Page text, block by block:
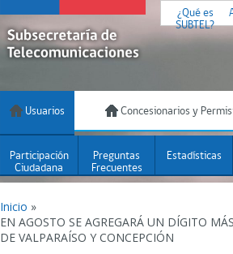
¿Qué es
SUBTEL?
Usuarios Concesionarios y
Participación
Ciudadana
Preguntas
Frecuentes
Estadísticas
Inicio »
EN AGOSTO SE AGREGARÁ UN DÍGITO
DE VALPARAÍSO Y CONCEPCIÓN